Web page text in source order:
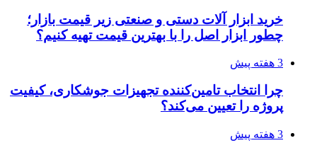
خرید ابزار آلات دستی و صنعتی زیر قیمت بازار؛
چطور ابزار اصل را با بهترین قیمت تهیه کنیم؟
3 هفته پیش
چرا انتخاب تامین‌کننده تجهیزات جوشکاری، کیفیت
پروژه را تعیین می‌کند؟
3 هفته پیش